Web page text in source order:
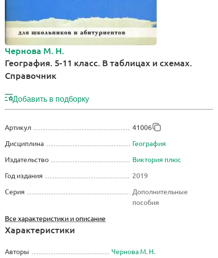
Чернова М. Н.
География. 5-11 класс. В таблицах и схемах.
Справочник
Добавить в подборку
Артикул
41006
Дисциплина
География
Издательство
Виктория плюс
Год издания
2019
Серия
Дополнительные
пособия
Все характеристики и описание
Характеристики
Авторы
Чернова М. Н.